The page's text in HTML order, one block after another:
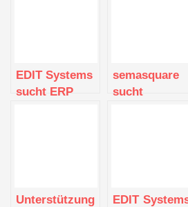
EDIT Systems
sucht ERP
semasquare
sucht
Unterstützung
EDIT